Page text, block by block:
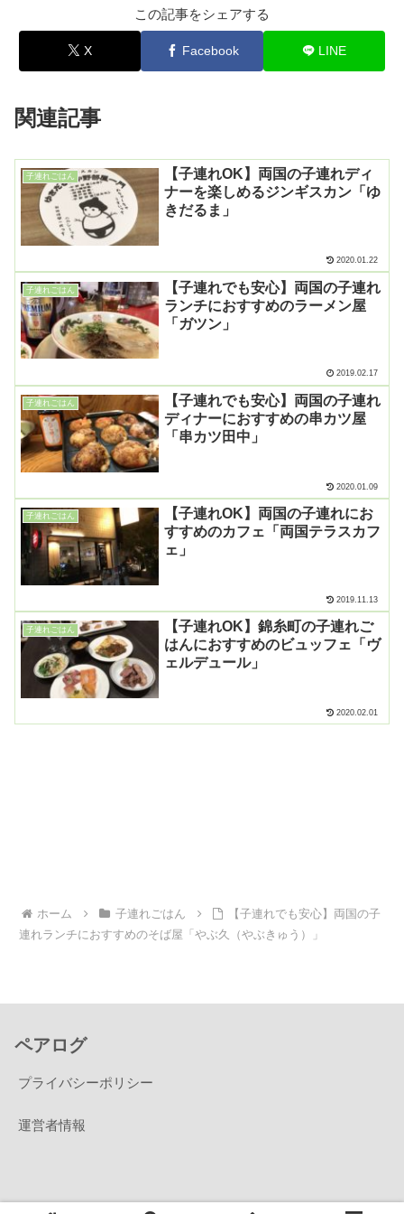
この記事をシェアする
X Facebook LINE
関連記事
子連れごはん
【子連れOK】両国の子連れディ
ナーを楽しめるジンギスカン「ゆ
きだるま」
2020.01.22
子連れごはん
【子連れでも安心】両国の子連れ
ランチにおすすめのラーメン屋
「ガツン」
2019.02.17
子連れごはん
【子連れでも安心】両国の子連れ
ディナーにおすすめの串カツ屋
「串カツ田中」
2020.01.09
子連れごはん
【子連れOK】両国の子連れにお
すすめのカフェ「両国テラスカフ
ェ」
2019.11.13
子連れごはん
【子連れOK】錦糸町の子連れご
はんにおすすめのビュッフェ「ヴ
ェルデュール」
2020.02.01
ホーム 子連れごはん
【子連れでも安心】両国の子
連れランチにおすすめのそば屋「やぶ久（やぶきゅう）」
ペアログ
プライバシーポリシー
運営者情報